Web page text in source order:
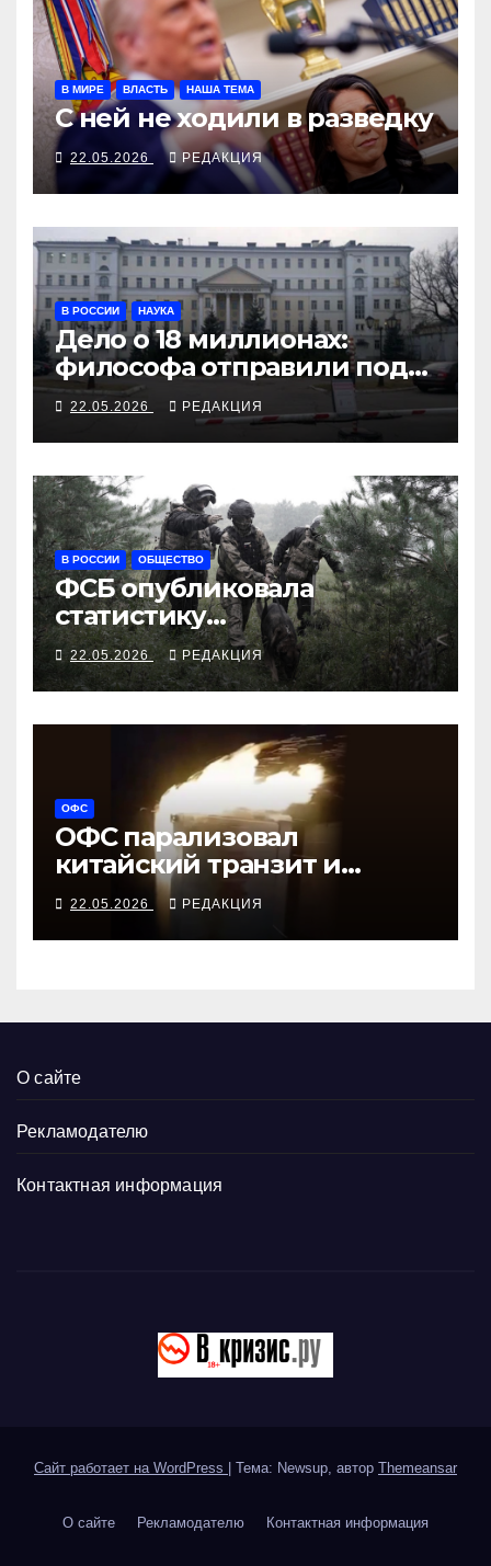
В МИРЕ ВЛАСТЬ НАША ТЕМА
С ней не ходили в разведку
22.05.2026 РЕДАКЦИЯ
В РОССИИ НАУКА
Дело о 18 миллионах:
философа отправили под
арест за переводы
Аристотеля
22.05.2026 РЕДАКЦИЯ
В РОССИИ ОБЩЕСТВО
ФСБ опубликовала
статистику
предотвращений
22.05.2026 РЕДАКЦИЯ
ОФС
ОФС парализовал
китайский транзит и
вертолётный завод
22.05.2026 РЕДАКЦИЯ
О сайте
Рекламодателю
Контактная информация
Сайт работает на WordPress Тема: Newsup, автор Themeansar
О сайте Рекламодателю Контактная информация